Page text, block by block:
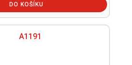
DO KOŠÍKU